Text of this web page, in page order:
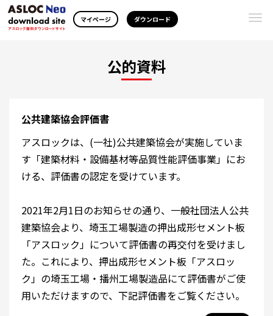
マイページ ダウンロード
公的資料
公共建築協会評価書
アスロックは、(一社)公共建築協会が実施していま
す「建築材料・設備基材等品質性能評価事業」にお
ける、評価書の認定を受けています。
2021年2月1日のお知らせの通り、一般社団法人公共
建築協会より、埼玉工場製造の押出成形セメント板
「アスロック」について評価書の再交付を受けまし
た。これにより、押出成形セメント板「アスロッ
ク」の埼玉工場・播州工場製造品にて評価書がご使
用いただけますので、下記評価書をご覧ください。